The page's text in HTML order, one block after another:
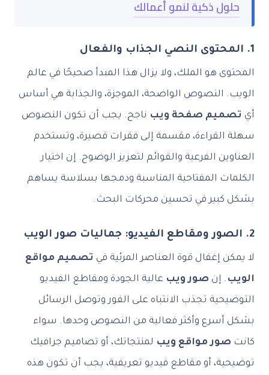
حلول ذكية لنمو أعمالك
1. المحتوى النصي الجذاب والفعال
المحتوى هو الملك، ولا يزال هذا المبدأ صحيحًا في عالم
الويب. النصوص الواضحة، الموجزة، والجذابة هي أساس
أي تصميم صفحة ويب ناجح. يجب أن تكون النصوص
سهلة القراءة، مقسمة إلى فقرات قصيرة، وتستخدم
العناوين الفرعية والقوائم لتعزيز الوضوح. إن اختيار
الكلمات المفتاحية المناسبة ودمجها بسلاسة يساهم
بشكل كبير في تحسين محركات البحث.
2. الصور ومقاطع الفيديو: جماليات صور الويب
لا يمكن إغفال قوة العناصر المرئية في تصميم مواقع
الويب . إن صور ويب عالية الجودة ومقاطع الفيديو
التوضيحية تجذب الانتباه على الفور وتوصل الرسائل
بشكل أسرع وأكثر فعالية من النصوص وحدها. سواء
كانت صور مواقع ويب لمنتجاتك، أو تصاميم جرافيك
توضيحية، أو مقاطع فيديو تعريفية، يجب أن تكون هذه